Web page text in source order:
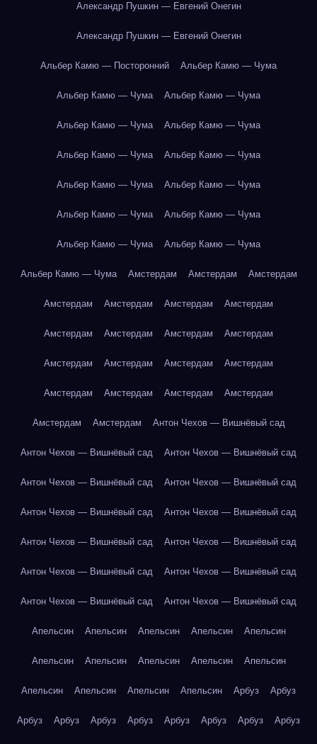
Александр Пушкин — Евгений Онегин
Александр Пушкин — Евгений Онегин
Альбер Камю — Посторонний Альбер Камю — Чума
Альбер Камю — Чума Альбер Камю — Чума
Альбер Камю — Чума Альбер Камю — Чума
Альбер Камю — Чума Альбер Камю — Чума
Альбер Камю — Чума Альбер Камю — Чума
Альбер Камю — Чума Альбер Камю — Чума
Альбер Камю — Чума Альбер Камю — Чума
Альбер Камю — Чума Амстердам Амстердам Амстердам
Амстердам Амстердам Амстердам Амстердам
Амстердам Амстердам Амстердам Амстердам
Амстердам Амстердам Амстердам Амстердам
Амстердам Амстердам Амстердам Амстердам
Амстердам Амстердам Антон Чехов — Вишнёвый сад
Антон Чехов — Вишнёвый сад Антон Чехов — Вишнёвый сад
Антон Чехов — Вишнёвый сад Антон Чехов — Вишнёвый сад
Антон Чехов — Вишнёвый сад Антон Чехов — Вишнёвый сад
Антон Чехов — Вишнёвый сад Антон Чехов — Вишнёвый сад
Антон Чехов — Вишнёвый сад Антон Чехов — Вишнёвый сад
Антон Чехов — Вишнёвый сад Антон Чехов — Вишнёвый сад
Апельсин Апельсин Апельсин Апельсин Апельсин
Апельсин Апельсин Апельсин Апельсин Апельсин
Апельсин Апельсин Апельсин Апельсин Арбуз Арбуз
Арбуз Арбуз Арбуз Арбуз Арбуз Арбуз Арбуз Арбуз